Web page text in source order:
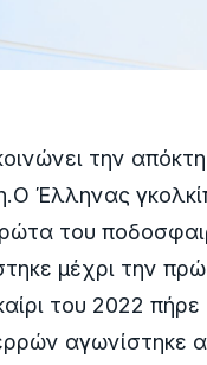
την
Έλληνας
του
μέχρι την
του 2022
αγωνίστηκε